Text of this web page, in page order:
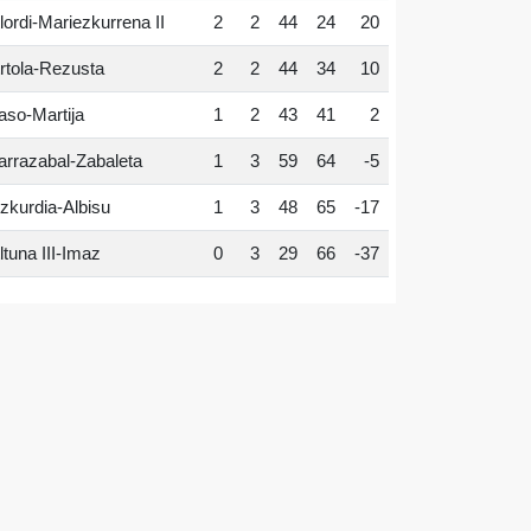
Mariezkurrena II 2 2 44 24 20
Rezusta 2 2 44 34 10
Martija 1 2 43 41 2
Zabaleta 1 3 59 64 -5
Albisu 1 3 48 65 -17
III-Imaz 0 3 29 66 -37